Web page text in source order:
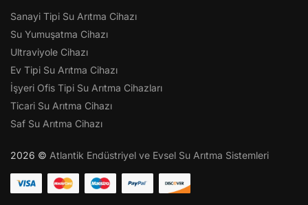
Sanayi Tipi Su Arıtma Cihazı
Su Yumuşatma Cihazı
Ultraviyole Cihazı
Ev Tipi Su Arıtma Cihazı
İşyeri Ofis Tipi Su Arıtma Cihazları
Ticari Su Arıtma Cihazı
Saf Su Arıtma Cihazı
2026 © Atlantik Endüstriyel ve Evsel Su Arıtma Sistemleri